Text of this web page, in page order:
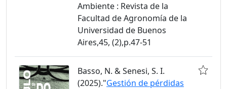
Ambiente : Revista de la
Facultad de Agronomía de la
Universidad de Buenos
Aires,45, (2),p.47-51
Basso, N. & Senesi, S. I.
(2025)."Gestión de pérdidas